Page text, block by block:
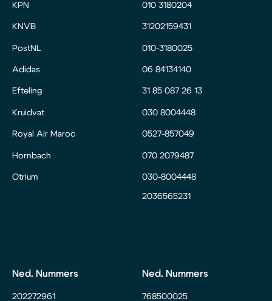
KPN
KNVB
PostNL
Adidas
Efteling
Kruidvat
Royal Air Maroc
Hornbach
Otrium
010 3180204
31202159431
010-3180025
06 84134140
31 85 087 26 13
030 8004448
0527-857049
070 2079487
030-8004448
2036565231
Ned. Nummers
202272961
Ned. Nummers
768500025